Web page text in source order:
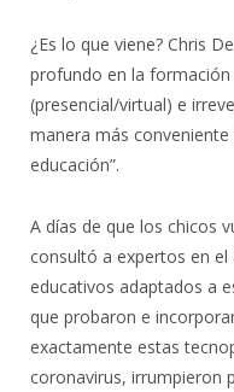
¿Es lo que viene? Chris
profundo en la
(presencial/virtual) e
manera más
educación”.
A días de que los chicos
consultó a expertos en
educativos adaptados a
que probaron e
exactamente estas
coronavirus, irrumpieron